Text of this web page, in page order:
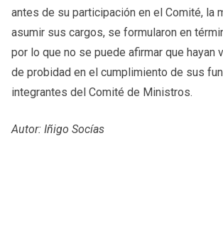
antes de su participación en el Comité, la
asumir sus cargos, se formularon en
por lo que no se puede afirmar que hayan
de probidad en el cumplimiento de sus
integrantes del Comité de Ministros.
Autor: Iñigo Socías